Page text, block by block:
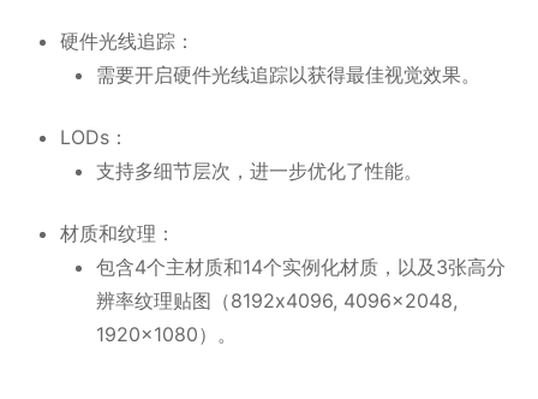
硬件光线追踪：
需要开启硬件光线追踪以获得最佳视觉效果。
LODs：
支持多细节层次，进一步优化了性能。
材质和纹理：
包含4个主材质和14个实例化材质，以及3张高分
辨率纹理贴图（8192x4096, 4096x2048,
1920x1080）。